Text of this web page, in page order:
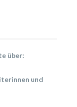
über:
und